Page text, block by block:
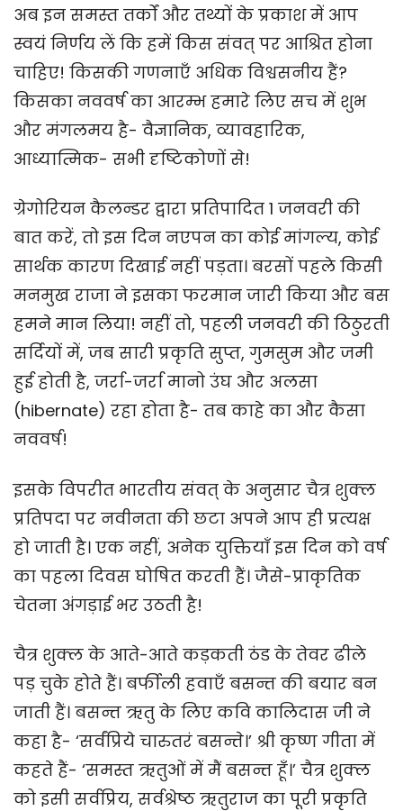
अब इन समस्त तर्कों और तथ्यों के प्रकाश में आप
स्वयं निर्णय लें कि हमें किस संवत् पर आश्रित होना
चाहिए! किसकी गणनाएँ अधिक विश्वसनीय हैं?
किसका नववर्ष का आरम्भ हमारे लिए सच में शुभ
और मंगलमय है- वैज्ञानिक, व्यावहारिक,
आध्यात्मिक- सभी दृष्टिकोणों से!
ग्रेगोरियन कैलन्डर द्वारा प्रतिपादित 1 जनवरी की
बात करें, तो इस दिन नएपन का कोई मांगल्य, कोई
सार्थक कारण दिखाई नहीं पड़ता। बरसों पहले किसी
मनमुख राजा ने इसका फरमान जारी किया और बस
हमने मान लिया! नहीं तो, पहली जनवरी की ठिठुरती
सर्दियों में, जब सारी प्रकृति सुप्त, गुमसुम और जमी
हुई होती है, जर्रा-जर्रा मानो उंघ और अलसा
(hibernate) रहा होता है- तब काहे का और कैसा
नववर्ष!
इसके विपरीत भारतीय संवत् के अनुसार चैत्र शुक्ल
प्रतिपदा पर नवीनता की छटा अपने आप ही प्रत्यक्ष
हो जाती है। एक नहीं, अनेक युक्तियाँ इस दिन को वर्ष
का पहला दिवस घोषित करती हैं। जैसे-प्राकृतिक
चेतना अंगड़ाई भर उठती है!
चैत्र शुक्ल के आते-आते कड़कती ठंड के तेवर ढीले
पड़ चुके होते हैं। बर्फीली हवाएँ बसन्त की बयार बन
जाती हैं। बसन्त ऋतु के लिए कवि कालिदास जी ने
कहा है- ‘सर्वंप्रिये चारुतरं बसन्ते।’ श्री कृष्ण गीता में
कहते हैं- ‘समस्त ऋतुओं में मैं बसन्त हूँ।’ चैत्र शुक्ल
को इसी सर्वप्रिय, सर्वश्रेष्ठ ऋतुराज का पूरी प्रकृति